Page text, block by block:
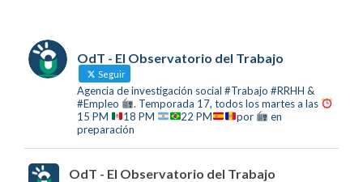
OdT - El Observatorio del Trabajo
Seguir
Agencia de investigación social #Trabajo #RRHH &
#Empleo
. Temporada 17, todos los martes a las
15 PM
18 PM 22 PM por
en
preparación
OdT - El Observatorio del Trabajo